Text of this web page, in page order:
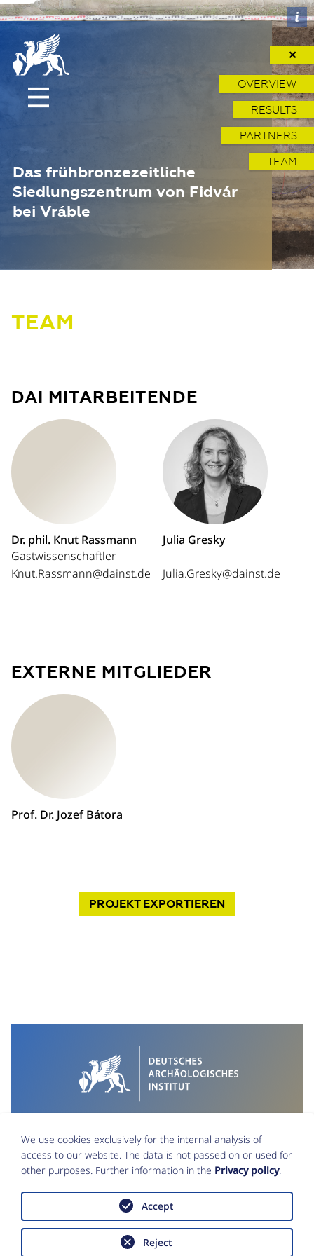
Das frühbronzezeitliche
Siedlungszentrum von Fidvár
bei Vráble
✕
OVERVIEW
RESULTS
PARTNERS
TEAM
TEAM
DAI MITARBEITENDE
Dr. phil. Knut Rassmann
Gastwissenschaftler
Knut.Rassmann@dainst.de
Julia Gresky
Julia.Gresky@dainst.de
EXTERNE MITGLIEDER
Prof. Dr. Jozef Bátora
PROJEKTEXPORTIEREN
Data Protection
Accessibility statement
We use cookies exclusively for the internal analysis of
access to our website. The data is not passed on or used for
other purposes. Further information in the Privacy policy.
Reject
Accept